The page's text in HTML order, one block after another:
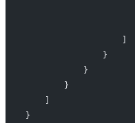
                    ]
                }
            }
        }
    ]
}